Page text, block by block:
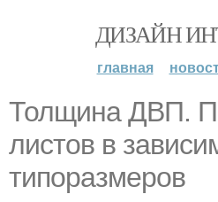
ДИЗАЙН
главная
Толщина ДВП.
листов в
типоразмеров